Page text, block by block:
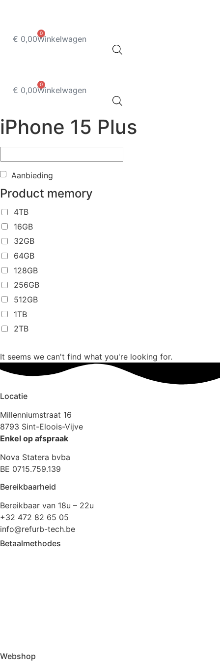
inhoud
€ 0,00
0
Winkelwagen
€ 0,00
0
Winkelwagen
iPhone 15 Plus
Aanbieding
Product memory
4TB
16GB
32GB
64GB
128GB
256GB
512GB
1TB
2TB
It seems we can't find what you're looking for.
Locatie
Millenniumstraat 16
8793 Sint-Eloois-Vijve
Enkel op afspraak
Nova Statera bvba
BE 0715.759.139
Bereikbaarheid
Bereikbaar van 18u – 22u
+32 472 82 65 05
info@refurb-tech.be
Betaalmethodes
Webshop